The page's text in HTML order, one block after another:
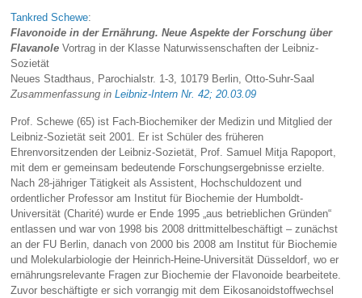
Tankred Schewe:
Flavonoide in der Ernährung. Neue Aspekte der Forschung über
FlavanoleVortrag in der Klasse Naturwissenschaften der Leibniz-
Sozietät
Neues Stadthaus, Parochialstr. 1-3, 10179 Berlin, Otto-Suhr-Saal
Zusammenfassung inLeibniz-Intern Nr. 42; 20.03.09
Prof. Schewe (65) ist Fach-Biochemiker der Medizin und Mitglied der
Leibniz-Sozietät seit 2001. Er ist Schüler des früheren
Ehrenvorsitzenden der Leibniz-Sozietät, Prof. Samuel Mitja Rapoport,
mit dem er gemeinsam bedeutende Forschungsergebnisse erzielte.
Nach 28-jähriger Tätigkeit als Assistent, Hochschuldozent und
ordentlicher Professor am Institut für Biochemie der Humboldt-
Universität (Charité) wurde er Ende 1995 „aus betrieblichen Gründen“
entlassen und war von 1998 bis 2008 drittmittelbeschäftigt – zunächst
an der FU Berlin, danach von 2000 bis 2008 am Institut für Biochemie
und Molekularbiologie der Heinrich-Heine-Universität Düsseldorf, wo er
ernährungsrelevante Fragen zur Biochemie der Flavonoide bearbeitete.
Zuvor beschäftigte er sich vorrangig mit dem Eikosanoidstoffwechsel